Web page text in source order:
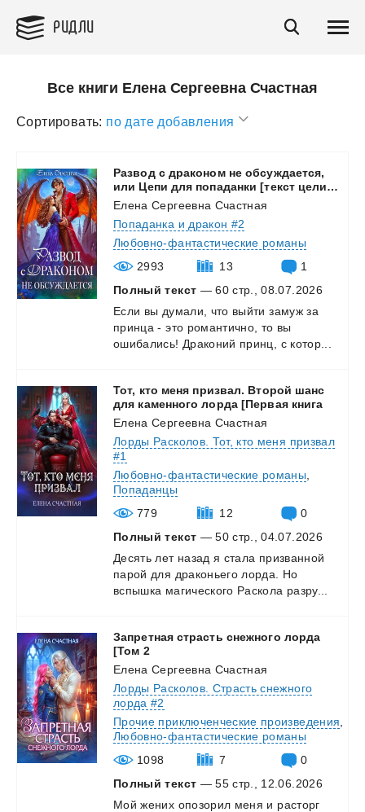
РИДЛИ
Все книги Елена Сергеевна Счастная
Сортировать: по дате добавления
Развод с драконом не обсуждается,
или Цепи для попаданки [текст целиком, 14 глав
Елена Сергеевна Счастная
Попаданка и дракон #2
Любовно-фантастические романы
2993
13
1
Полный текст — 60 стр., 08.07.2026
Если вы думали, что выйти замуж за
принца - это романтично, то вы
ошибались! Драконий принц, с котор...
Тот, кто меня призвал. Второй шанс
для каменного лорда [Первая книга
Елена Сергеевна Счастная
Лорды Расколов. Тот, кто меня призвал
#1
Любовно-фантастические романы
Попаданцы
779
12
0
Полный текст — 50 стр., 04.07.2026
Десять лет назад я стала призванной
парой для драконьего лорда.
Но
вспышка магического Раскола разру...
Запретная страсть снежного лорда
[Том 2
Елена Сергеевна Счастная
Лорды Расколов. Страсть снежного
лорда #2
Прочие приключенческие произведения
Любовно-фантастические романы
1098
7
0
Полный текст — 55 стр., 12.06.2026
Мой жених опозорил меня и расторг